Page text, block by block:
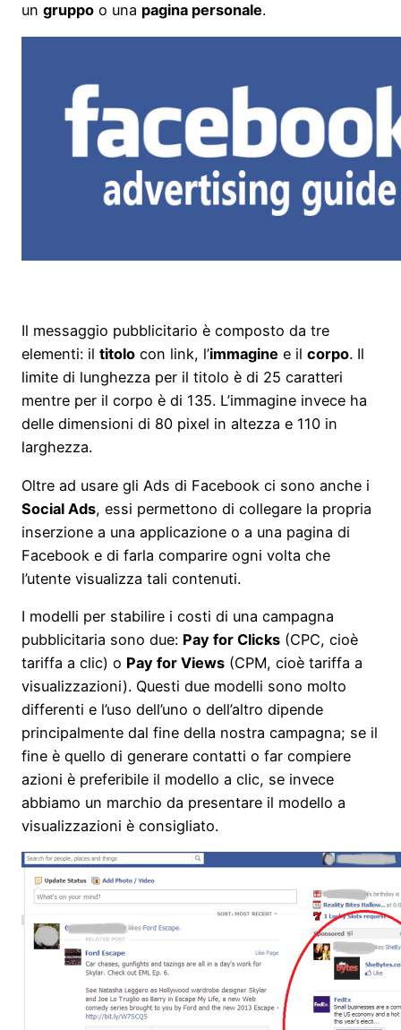
un gruppo o una pagina personale.
Il messaggio pubblicitario è composto da tre
elementi: il titolo con link, l’immagine e il corpo. Il
limite di lunghezza per il titolo è di 25 caratteri
mentre per il corpo è di 135. L’immagine invece ha
delle dimensioni di 80 pixel in altezza e 110 in
larghezza.
Oltre ad usare gli Ads di Facebook ci sono anche i
Social Ads, essi permettono di collegare la propria
inserzione a una applicazione o a una pagina di
Facebook e di farla comparire ogni volta che
l’utente visualizza tali contenuti.
I modelli per stabilire i costi di una campagna
pubblicitaria sono due: Pay for Clicks (CPC, cioè
tariffa a clic) o Pay for Views (CPM, cioè tariffa a
visualizzazioni). Questi due modelli sono molto
differenti e l’uso dell’uno o dell’altro dipende
principalmente dal fine della nostra campagna; se il
fine è quello di generare contatti o far compiere
azioni è preferibile il modello a clic, se invece
abbiamo un marchio da presentare il modello a
visualizzazioni è consigliato.